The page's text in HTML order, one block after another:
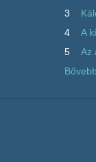
3
4
A
5
Az